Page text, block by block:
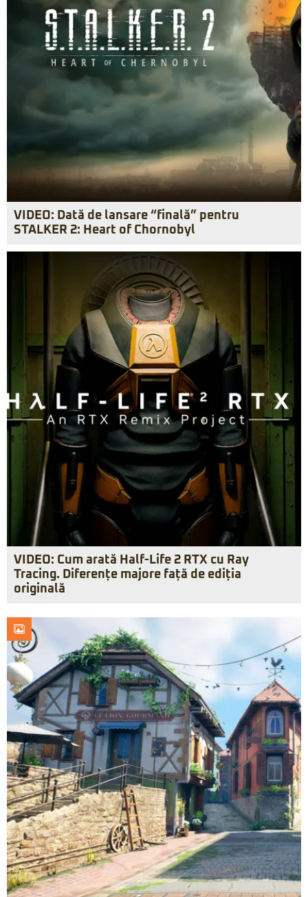
VIDEO: Dată de lansare “finală” pentru
STALKER 2: Heart of Chornobyl
VIDEO: Cum arată Half-Life 2 RTX cu Ray
Tracing. Diferențe majore față de ediția
originală